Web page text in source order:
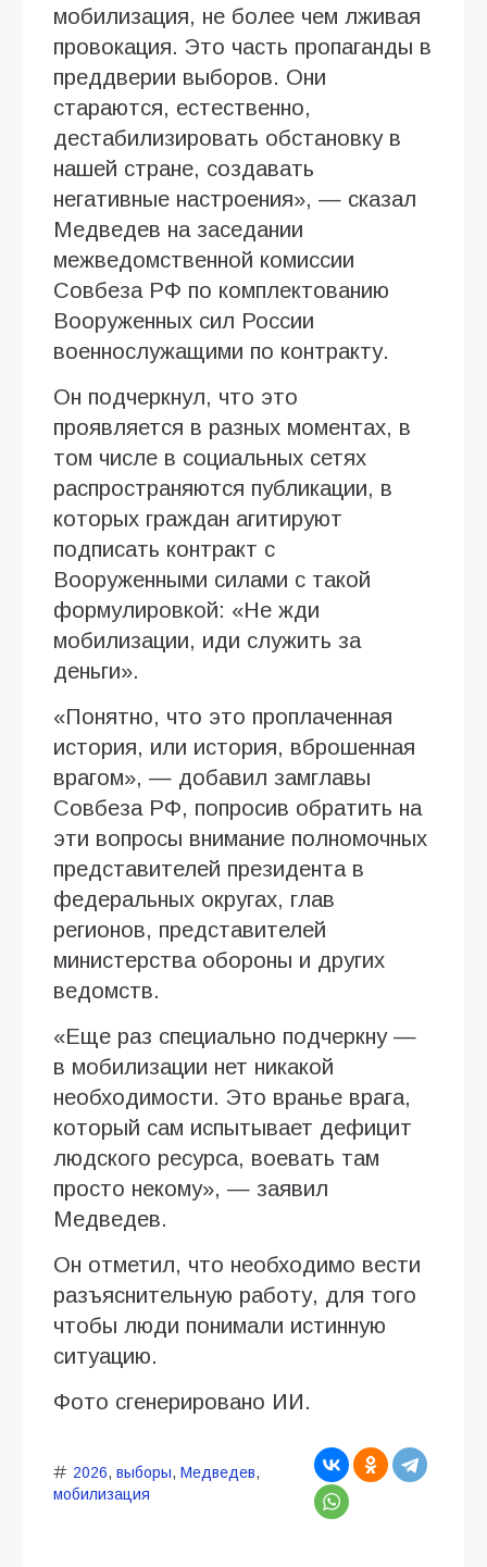
мобилизация, не более чем лживая
провокация. Это часть пропаганды в
преддверии выборов. Они
стараются, естественно,
дестабилизировать обстановку в
нашей стране, создавать
негативные настроения», — сказал
Медведев на заседании
межведомственной комиссии
Совбеза РФ по комплектованию
Вооруженных сил России
военнослужащими по контракту.
Он подчеркнул, что это
проявляется в разных моментах, в
том числе в социальных сетях
распространяются публикации, в
которых граждан агитируют
подписать контракт с
Вооруженными силами с такой
формулировкой: «Не жди
мобилизации, иди служить за
деньги».
«Понятно, что это проплаченная
история, или история, вброшенная
врагом», — добавил замглавы
Совбеза РФ, попросив обратить на
эти вопросы внимание полномочных
представителей президента в
федеральных округах, глав
регионов, представителей
министерства обороны и других
ведомств.
«Еще раз специально подчеркну —
в мобилизации нет никакой
необходимости. Это вранье врага,
который сам испытывает дефицит
людского ресурса, воевать там
просто некому», — заявил
Медведев.
Он отметил, что необходимо вести
разъяснительную работу, для того
чтобы люди понимали истинную
ситуацию.
Фото сгенерировано ИИ.
2026, выборы, Медведев,
мобилизация